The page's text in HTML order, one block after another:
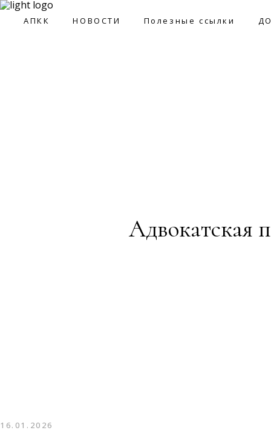
АПКК НОВОСТИ Полезные ссылки
Адвокатская
16.01.2026